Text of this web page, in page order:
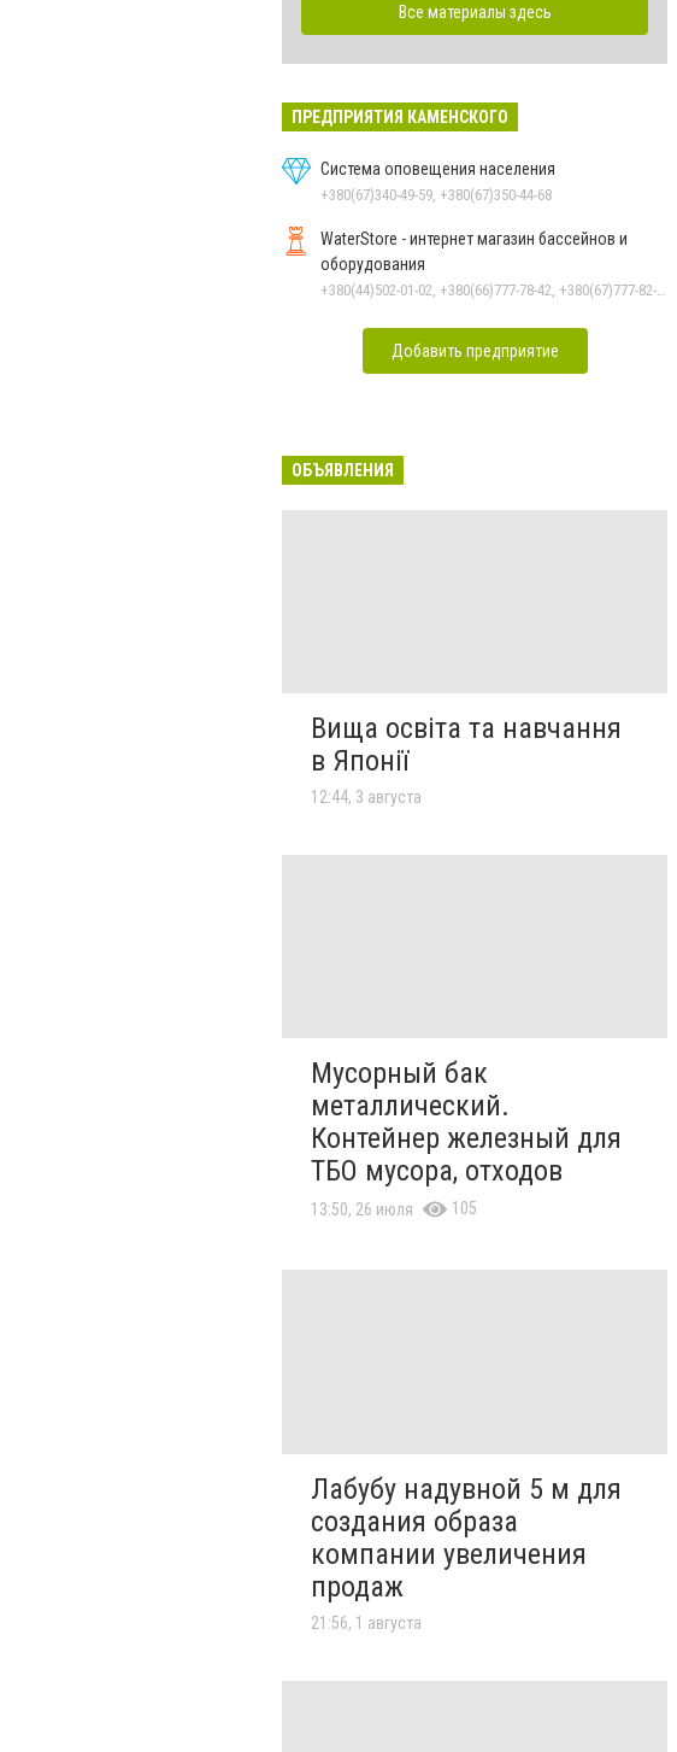
Все материалы здесь
ПРЕДПРИЯТИЯ КАМЕНСКОГО
Система оповещения населения
+380(67)340-49-59, +380(67)350-44-68
WaterStore - интернет магазин бассейнов и
оборудования
Добавить предприятие
ОБЪЯВЛЕНИЯ
Вища освіта та навчання
в Японії
12:44, 3 августа
Мусорный бак
металлический.
Контейнер железный для
ТБО мусора, отходов
13:50, 26 июля 105
Лабубу надувной 5 м для
создания образа
компании увеличения
продаж
21:56, 1 августа